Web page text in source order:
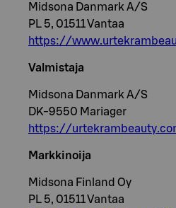
Midsona Danmark A/S
PL 5, 01511 Vantaa
https://
Valmistaja
Midsona Danmark A/S
DK-9550 Mariager
https://
Markkinoija
Midsona Finland Oy
PL 5, 01511 Vantaa